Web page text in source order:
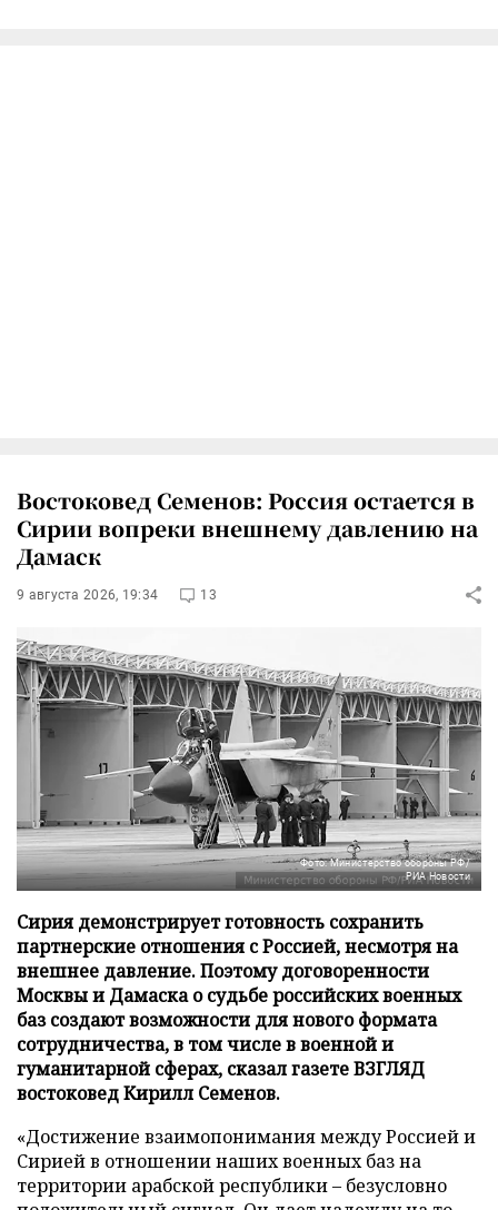
Востоковед Семенов: Россия остается в
Сирии вопреки внешнему давлению на
Дамаск
9 августа 2026, 19:34 13
Фото: Министерство обороны РФ/
РИА Новости
Сирия демонстрирует готовность сохранить
партнерские отношения с Россией, несмотря на
внешнее давление. Поэтому договоренности
Москвы и Дамаска о судьбе российских военных
баз создают возможности для нового формата
сотрудничества, в том числе в военной и
гуманитарной сферах, сказал газете ВЗГЛЯД
востоковед Кирилл Семенов.
«Достижение взаимопонимания между Россией и
Сирией в отношении наших военных баз на
территории арабской республики – безусловно